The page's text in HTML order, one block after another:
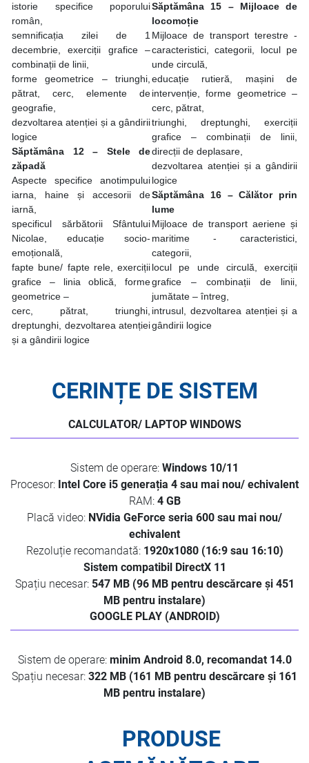
istorie specifice poporului
român,
semnificația zilei de 1
decembrie, exerciții grafice –
combinații de linii,
forme geometrice – triunghi,
pătrat, cerc, elemente de
geografie,
dezvoltarea atenției și a gândirii
logice
Săptămâna 12 – Stele de
zăpadă
Aspecte specifice anotimpului
iarna, haine și accesorii de
iarnă,
specificul sărbătorii Sfântului
Nicolae, educație socio-
emoțională,
fapte bune/ fapte rele, exerciții
grafice – linia oblică, forme
geometrice –
cerc, pătrat, triunghi,
dreptunghi, dezvoltarea atenției
și a gândirii logice
Săptămâna 15 – Mijloace de
locomoție
Mijloace de transport terestre -
caracteristici, categorii, locul pe
unde circulă,
educație rutieră, mașini de
intervenție, forme geometrice –
cerc, pătrat,
triunghi, dreptunghi, exerciții
grafice – combinații de linii,
direcții de deplasare,
dezvoltarea atenției și a gândirii
logice
Săptămâna 16 – Călător prin
lume
Mijloace de transport aeriene și
maritime - caracteristici,
categorii,
locul pe unde circulă, exerciții
grafice – combinații de linii,
jumătate – întreg,
intrusul, dezvoltarea atenției și a
gândirii logice
CERINȚE DE SISTEM
CALCULATOR/ LAPTOP WINDOWS
Sistem de operare: Windows 10/11
Procesor: Intel Core i5 generația 4 sau mai nou/ echivalent
RAM: 4 GB
Placă video: NVidia GeForce seria 600 sau mai nou/
echivalent
Rezoluție recomandată: 1920x1080 (16:9 sau 16:10)
Sistem compatibil DirectX 11
Spațiu necesar: 547 MB (96 MB pentru descărcare și 451
MB pentru instalare)
GOOGLE PLAY (ANDROID)
Sistem de operare: minim Android 8.0, recomandat 14.0
Spațiu necesar: 322 MB (161 MB pentru descărcare și 161
MB pentru instalare)
PRODUSE